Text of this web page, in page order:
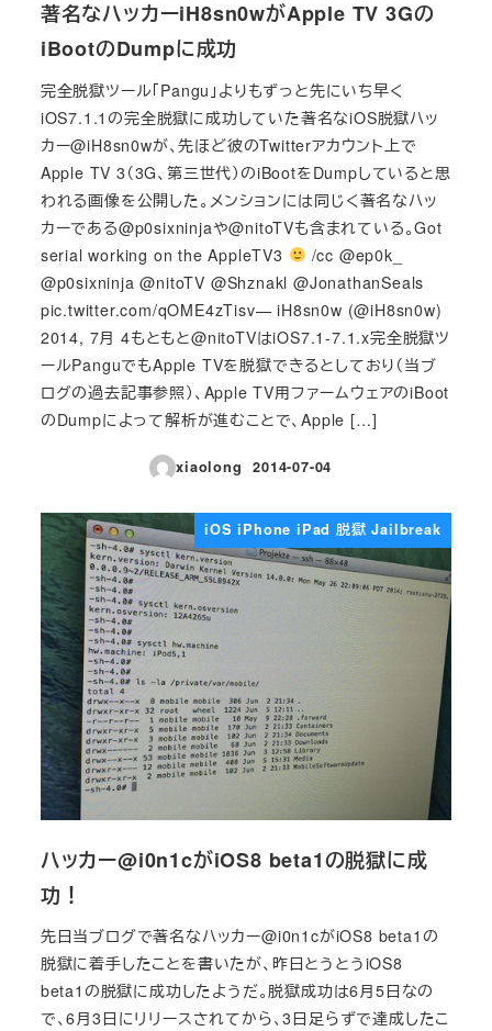
著名なハッカーiH8sn0wがApple TV 3Gの
iBootのDumpに成功
完全脱獄ツール「Pangu」よりもずっと先にいち早く
iOS7.1.1の完全脱獄に成功していた著名なiOS脱獄ハッ
カー@iH8sn0wが、先ほど彼のTwitterアカウント上で
Apple TV 3（3G、第三世代）のiBootをDumpしていると思
われる画像を公開した。メンションには同じく著名なハッ
カーである@p0sixninjaや@nitoTVも含まれている。Got
serial working on the AppleTV3
/cc @ep0k_
@p0sixninja @nitoTV @Shznakl @JonathanSeals
pic.twitter.com/qOME4zTisv— iH8sn0w (@iH8sn0w)
2014, 7月 4もともと@nitoTVはiOS7.1-7.1.x完全脱獄ツ
ールPanguでもApple TVを脱獄できるとしており（当ブ
ログの過去記事参照）、Apple TV用ファームウェアのiBoot
のDumpによって解析が進むことで、Apple […]
xiaolong
投稿日
2014-07-04
iOS iPhone iPad 脱獄 Jailbreak
ハッカー@i0n1cがiOS8 beta1の脱獄に成
功！
先日当ブログで著名なハッカー@i0n1cがiOS8 beta1の
脱獄に着手したことを書いたが、昨日とうとうiOS8
beta1の脱獄に成功したようだ。脱獄成功は6月5日なの
で、6月3日にリリースされてから、3日足らずで達成したこ